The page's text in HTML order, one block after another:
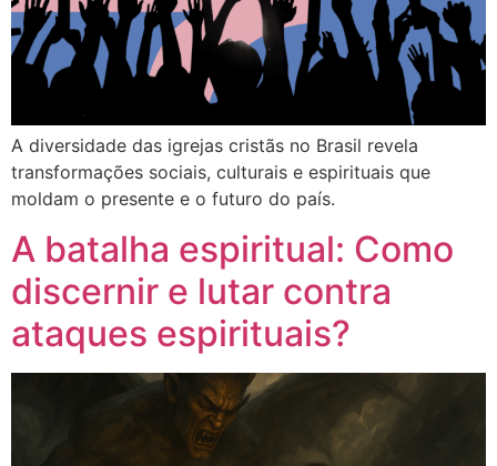
A diversidade das igrejas cristãs no Brasil revela
transformações sociais, culturais e espirituais que
moldam o presente e o futuro do país.
A batalha espiritual: Como
discernir e lutar contra
ataques espirituais?